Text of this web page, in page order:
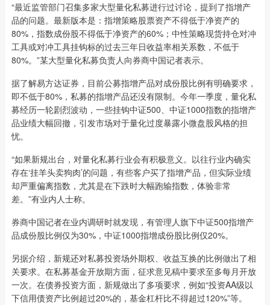
“最近监管部门召集多家大型量化私募进行过讨论，提到了指增产
品的问题。最新版本是：指增策略股票资产不得低于净资产的
80%，指数成份股不得低于净资产的60%；中性策略现货持仓对冲
工具或对冲工具挂钩标的过去三年日收益率相关系数，不低于
80%。”某大型量化私募负责人向券商中国记者表示。
据了解易方达证券，目前公募指增产品对成份股比例有明确要求，
即不低于80%，私募的指增产品还没有限制。今年一季度，量化私
募经历一轮剧烈波动，一些挂钩中证500、中证1000指数的指增产
品业绩大幅回撤，引发市场对于量化过度暴露小微盘股风格的担
忧。
“如果新规出台，对量化私募行业会有积极意义。以往行业内确实
存在‘挂羊头卖狗肉’的问题，有些客户买了指增产品，但实际业绩
却严重偏离指数，尤其是在下跌时大幅跑输指数，体验非常
差。”有业内人士称。
券商中国记者在业内调研时就发现，有管理人旗下中证500指增产
品成份股比例仅为30%，中证1000指增成份股比例仅20%。
另据介绍，新规还对私募投资场外期权、收益互换的比例做出了相
关要求。在私募基金开放期方面，征求意见稿中要求至多每月开放
一次。在债券投资方面，新规做出了多项要求，例如“投资AA级以
下信用债资产比例超过20%的，基金杠杆比不得超过120%”等。